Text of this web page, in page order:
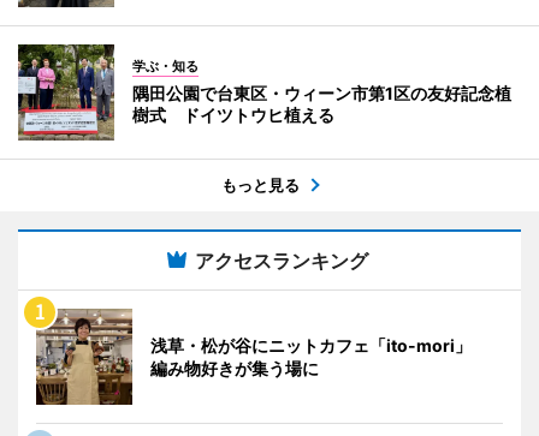
学ぶ・知る
隅田公園で台東区・ウィーン市第1区の友好記念植
樹式 ドイツトウヒ植える
もっと見る
アクセスランキング
浅草・松が谷にニットカフェ「ito-mori」
編み物好きが集う場に